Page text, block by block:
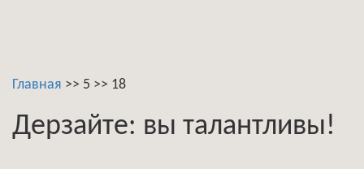
Главная >> 5 >> 18
Дерзайте: вы талантливы!